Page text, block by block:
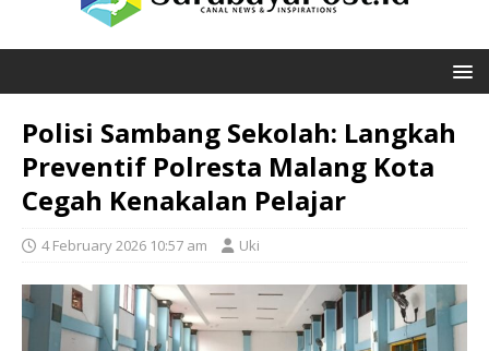
Polisi Sambang Sekolah: Langkah
Preventif Polresta Malang Kota
Cegah Kenakalan Pelajar
4 February 2026 10:57 am Uki